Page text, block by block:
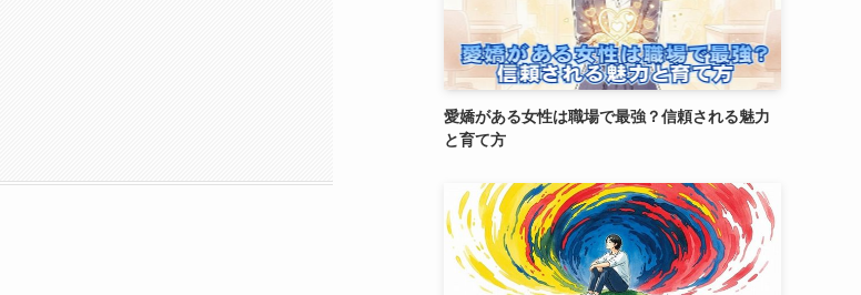
愛嬌がある女性は職場で最強？信頼される魅力
と育て方